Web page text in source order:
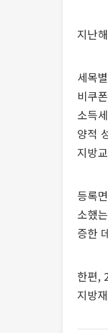
지난
세목
비쿠
소득
양적
지방
등록
소했
증한
한편,
지방